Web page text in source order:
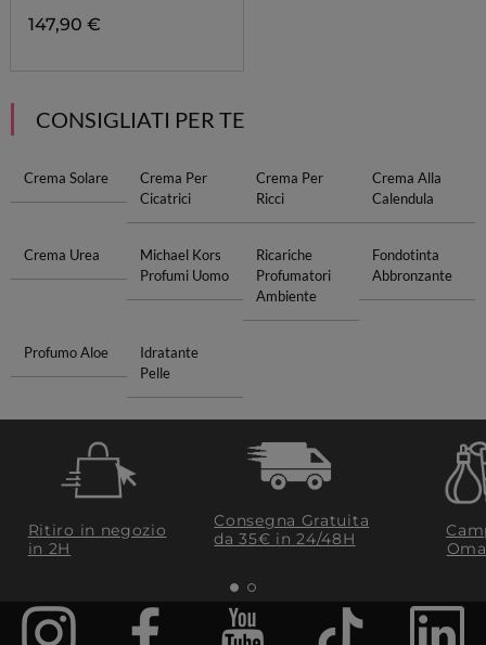
147,90 €
CONSIGLIATI PER TE
Crema Solare
Crema Per
Cicatrici
Crema Per
Ricci
Crema Alla
Calendula
Crema Urea
Michael Kors
Profumi Uomo
Ricariche
Profumatori
Ambiente
Fondotinta
Abbronzante
Profumo Aloe
Idratante
Pelle
Ritiro in negozio
in 2H
Consegna Gratuita
da 35€​ in 24/48H